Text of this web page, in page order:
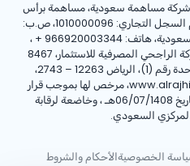
شركة مساهمة سعودية، مساهمة برأس
، رقم السجل التجاري: 1010000096، ص.ب:
+ 966920003344 ،
8001244455 العنوان الوطني: شركة الراجحي المصرفية للاستثمار، 8467
طريق الملك فهد – حي المروج، وحدة رقم (1)، الرياض 12263 – 2743،
الموقع الإلكتروني: www.alrajhibank.com.sa، مرخص لها بموجب قرار
معالي وزير المالية رقم 3/1698 وتاريخ 06/07/1408هـ ، وخاضعة لرقابة
السعودي.
الخصوصيةالأحكام والشروط